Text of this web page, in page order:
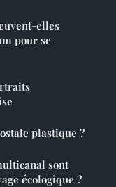
elles
pour se
plastique ?
sont
écologique ?